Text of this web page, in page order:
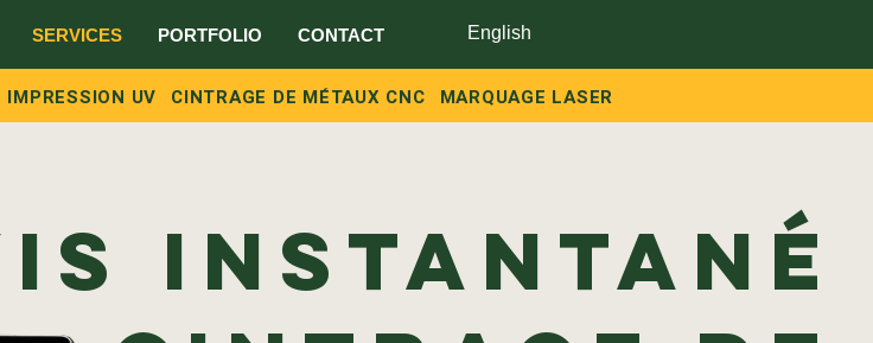
SERVICES PORTFOLIO CONTACT English
instantané
IMPRESSION UV CINTRAGE DE MÉTAUX CNC MARQUAGE LASER